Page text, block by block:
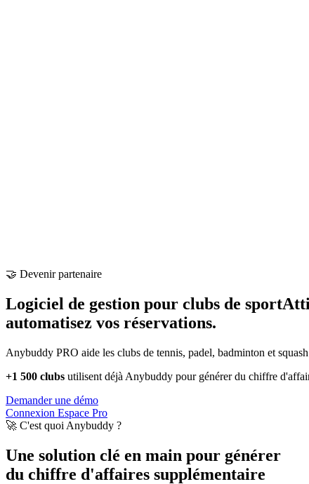
🤝 Devenir partenaire
Logiciel de gestion pour clubs de sport
automatisez vos réservations.
Anybuddy PRO aide les clubs de tennis, padel, badminton et
+1 500 clubs utilisent déjà Anybuddy pour générer du chiffre
Demander une démo
Connexion Espace Pro
🚀 C'est quoi Anybuddy ?
Une solution clé en main pour générer
du chiffre d'affaires supplémentaire